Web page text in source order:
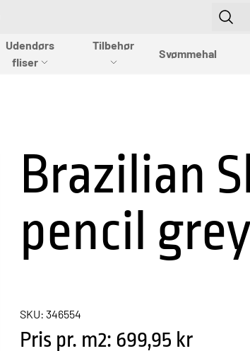
Udendørs
fliser
Tilbehør
Svømmehal
Brazilian
pencil
SKU: 346554
Pris pr. m2: 699,95 kr